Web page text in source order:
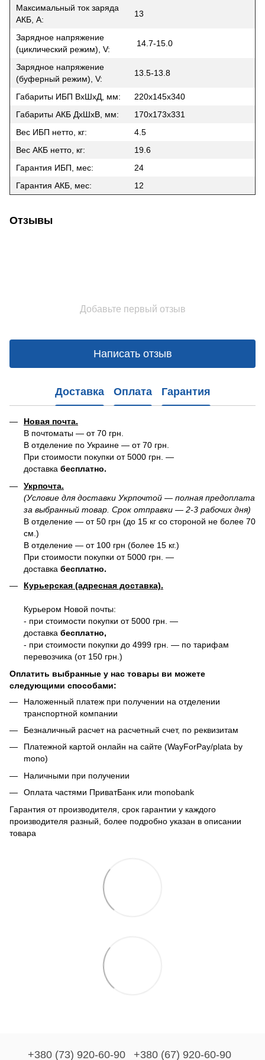
Максимальный ток заряда
АКБ, A:
13
Зарядное напряжение
(циклический режим), V:
14.7-15.0
Зарядное напряжение
(буферный режим), V:
13.5-13.8
Габариты ИБП ВхШхД, мм:
220х145х340
Габариты АКБ ДхШхВ, мм:
170х173х331
Вес ИБП нетто, кг:
4.5
Вес АКБ нетто, кг:
19.6
Гарантия ИБП, мес:
24
Гарантия АКБ, мес:
12
Отзывы
Добавьте первый отзыв
Написать отзыв
Доставка Оплата Гарантия
Новая почта.
В почтоматы — от 70 грн.
В отделение по Украине — от 70 грн.
При стоимости покупки от 5000 грн. —
доставка бесплатно.
Укрпочта.
(Условие для доставки Укрпочтой — полная предоплата
за выбранный товар. Срок отправки — 2-3 рабочих дня)
В отделение — от 50 грн (до 15 кг со стороной не более 70
см.)
В отделение — от 100 грн (более 15 кг.)
При стоимости покупки от 5000 грн. —
доставка бесплатно.
Курьерская (адресная доставка).
Курьером Новой почты:
- при стоимости покупки от 5000 грн. —
доставка бесплатно,
- при стоимости покупки до 4999 грн. — по тарифам
перевозчика (от 150 грн.)
Оплатить выбранные у нас товары ви можете
следующими способами:
Наложенный платеж при получении на отделении
транспортной компании
Безналичный расчет на расчетный счет, по реквизитам
Платежной картой онлайн на сайте (WayForPay/plata by
mono)
Наличными при получении
Оплата частями ПриватБанк или monobank
Гарантия от производителя, срок гарантии у каждого
производителя разный, более подробно указан в описании
товара
+380 (73) 920-60-90 +380 (67) 920-60-90